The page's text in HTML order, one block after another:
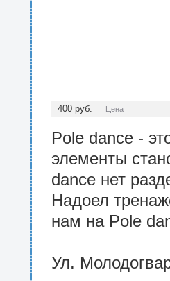
400 руб. Цена
Pole dance -
элементы
dance нет
Надоел
нам на Pole
Ул.